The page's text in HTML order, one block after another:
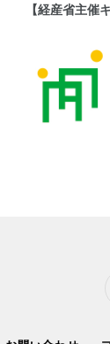
【経産省主催